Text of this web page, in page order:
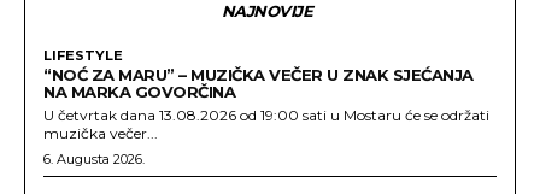
NAJNOVIJE
LIFESTYLE
“NOĆ ZA MARU” – MUZIČKA VEČER U ZNAK SJEĆANJA
NA MARKA GOVORČINA
U četvrtak dana 13.08.2026 od 19:00 sati u Mostaru će se održati
muzička večer...
6. Augusta 2026.